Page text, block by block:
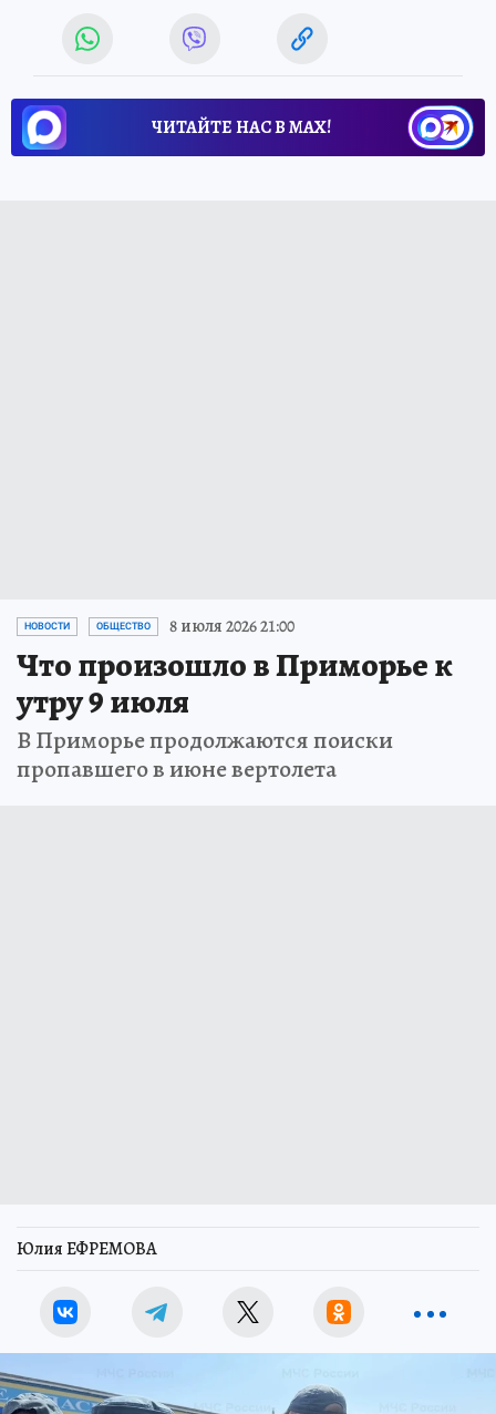
ЧИТАЙТЕ НАС В МАХ!
НОВОСТИ ОБЩЕСТВО 8 июля 2026 21:00
Что произошло в Приморье к
утру 9 июля
В Приморье продолжаются поиски
пропавшего в июне вертолета
Юлия ЕФРЕМОВА